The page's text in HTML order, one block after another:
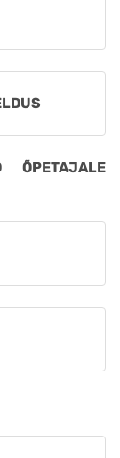
ÕPETAJALE